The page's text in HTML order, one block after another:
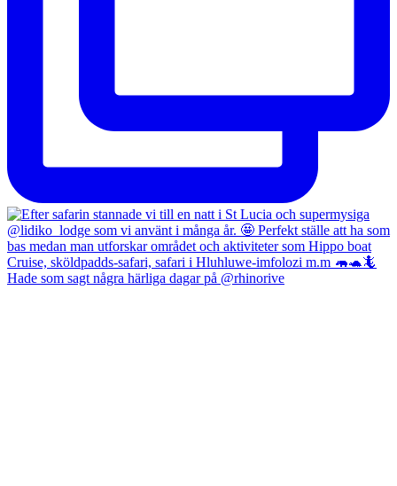
Hade som sagt några härliga dagar på @rhinorive